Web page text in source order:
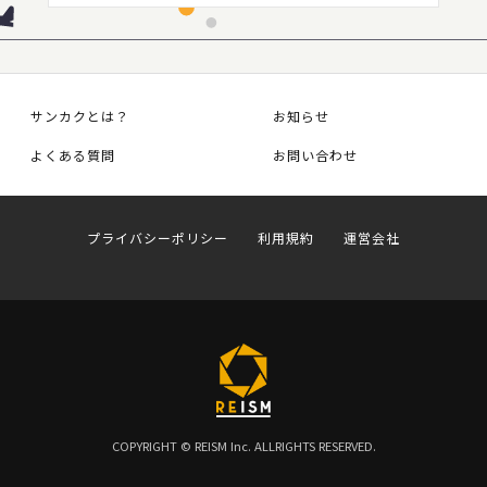
サンカクとは？ お知らせ
よくある質問 お問い合わせ
プライバシーポリシー 利用規約 運営会社
COPYRIGHT © REISM Inc. ALLRIGHTS RESERVED.